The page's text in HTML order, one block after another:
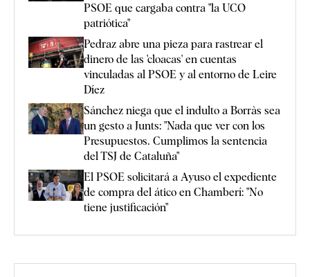
PSOE que cargaba contra "la UCO
patriótica"
Pedraz abre una pieza para rastrear el
dinero de las 'cloacas' en cuentas
vinculadas al PSOE y al entorno de Leire
Díez
Sánchez niega que el indulto a Borràs sea
un gesto a Junts: "Nada que ver con los
Presupuestos. Cumplimos la sentencia
del TSJ de Cataluña"
El PSOE solicitará a Ayuso el expediente
de compra del ático en Chamberí: "No
tiene justificación"